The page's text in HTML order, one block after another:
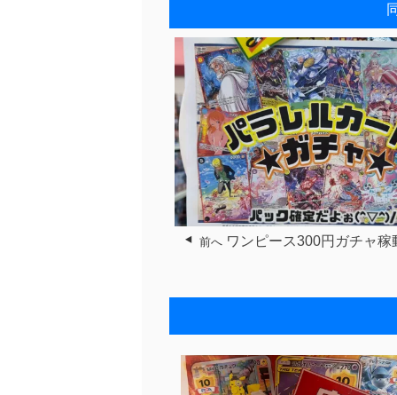
前へ ワンピース300円ガチャ稼